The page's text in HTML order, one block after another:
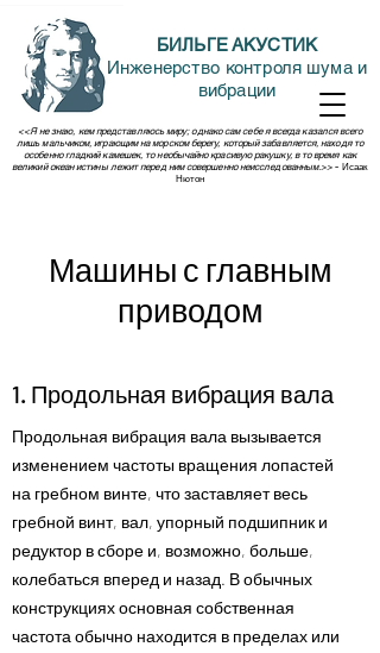
БИЛЬГЕ АКУСТИК
Инженерство контроля шума и
вибрации
<<Я не знаю, кем представляюсь миру; однако сам себе я всегда казался всего
лишь мальчиком, играющим на морском берегу, который забавляется, находя то
особенно гладкий камешек, то необычайно красивую ракушку, в то время как
великий океан истины лежит перед ним совершенно неисследованным.>> - Исаак
Нютон
Машины с главным
приводом
1. Продольная вибрация вала
Продольная вибрация вала вызывается
изменением частоты вращения лопастей
на гребном винте, что заставляет весь
гребной винт, вал, упорный подшипник и
редуктор в сборе и, возможно, больше,
колебаться вперед и назад. В обычных
конструкциях основная собственная
частота обычно находится в пределах или